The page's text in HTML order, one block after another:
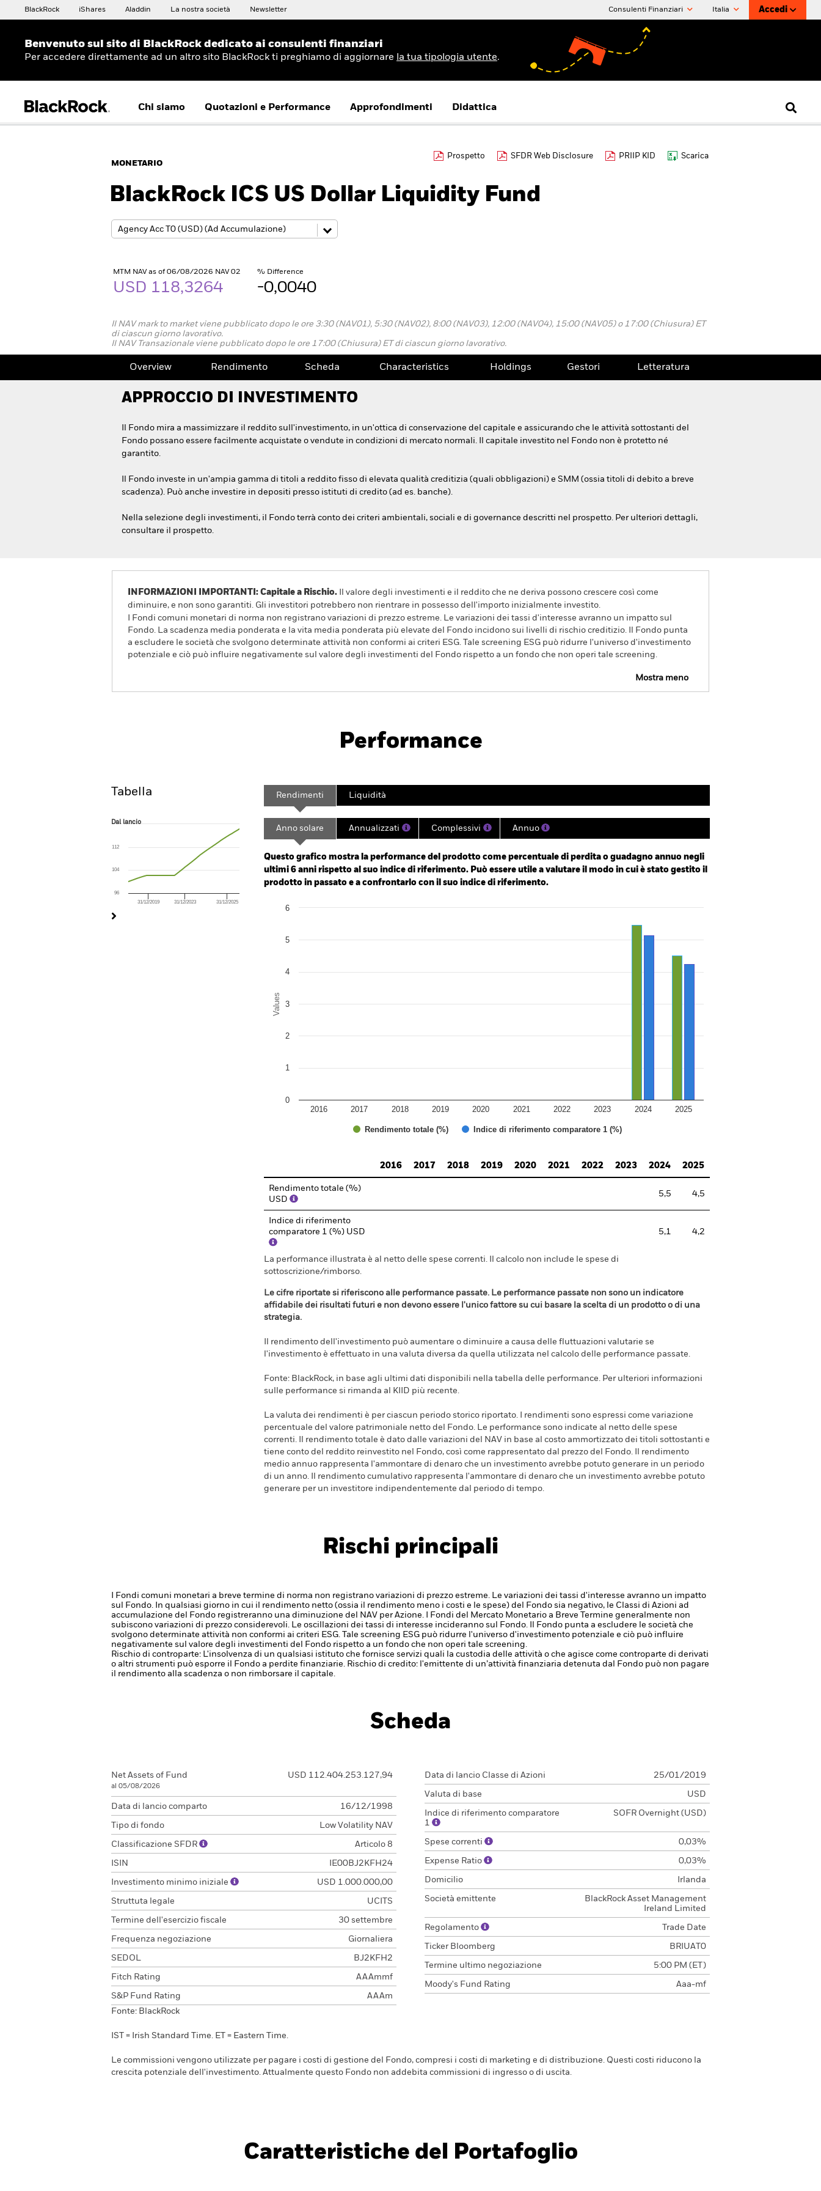
BlackRock iShares Aladdin La nostra società Newsletter Consulenti Finanziari Italia Accedi
Benvenuto sul sito di BlackRock dedicato ai consulenti finanziari
Per accedere direttamente ad un altro sito BlackRock ti preghiamo di aggiornare la tua tipologia utente.
Chi siamo Quotazioni e Performance Approfondimenti Didattica
MONETARIO
Prospetto SFDR Web Disclosure PRIIP KID Scarica
BlackRock ICS US Dollar Liquidity Fund
MTM NAV as of 06/08/2026 NAV 02
USD 118,3264
% Difference
-0,0040
Il NAV mark to market viene pubblicato dopo le ore 3:30 (NAV01), 5:30 (NAV02), 8:00 (NAV03), 12:00 (NAV04), 15:00 (NAV05) o 17:00 (Chiusura) ET
di ciascun giorno lavorativo.
Il NAV Transazionale viene pubblicato dopo le ore 17:00 (Chiusura) ET di ciascun giorno lavorativo.
Overview Rendimento Scheda Characteristics Holdings Gestori Letteratura
APPROCCIO DI INVESTIMENTO
Il Fondo mira a massimizzare il reddito sull'investimento, in un'ottica di conservazione del capitale e assicurando che le attività sottostanti del
Fondo possano essere facilmente acquistate o vendute in condizioni di mercato normali. Il capitale investito nel Fondo non è protetto né
garantito.
Il Fondo investe in un'ampia gamma di titoli a reddito fisso di elevata qualità creditizia (quali obbligazioni) e SMM (ossia titoli di debito a breve
scadenza). Può anche investire in depositi presso istituti di credito (ad es. banche).
Nella selezione degli investimenti, il Fondo terrà conto dei criteri ambientali, sociali e di governance descritti nel prospetto. Per ulteriori dettagli,
consultare il prospetto.
INFORMAZIONI IMPORTANTI: Capitale a Rischio. Il valore degli investimenti e il reddito che ne deriva possono crescere così come
diminuire, e non sono garantiti. Gli investitori potrebbero non rientrare in possesso dell'importo inizialmente investito.
I Fondi comuni monetari di norma non registrano variazioni di prezzo estreme. Le variazioni dei tassi d'interesse avranno un impatto sul
Fondo. La scadenza media ponderata e la vita media ponderata più elevate del Fondo incidono sui livelli di rischio creditizio. Il Fondo punta
a escludere le società che svolgono determinate attività non conformi ai criteri ESG. Tale screening ESG può ridurre l'universo d'investimento
potenziale e ciò può influire negativamente sul valore degli investimenti del Fondo rispetto a un fondo che non operi tale screening.
Mostra meno
Characteristics
Performance
Tabella
Dal lancio
The chart has 1 X axis displaying Time. Range: 2019-01-21 00:00:00 to 2026-08-05 00:00:00.
The chart has 1 Y axis displaying values. Range: 96 to 120.
Dal lancio
31/12/2019 31/12/2023 31/12/2025
96
104
112
Rendimenti Liquidità
Anno solare Annualizzati Complessivi Annuo
Questo grafico mostra la performance del prodotto come percentuale di perdita o guadagno annuo negli
ultimi 6 anni rispetto al suo indice di riferimento. Può essere utile a valutare il modo in cui è stato gestito il
prodotto in passato e a confrontarlo con il suo indice di riferimento.
Chart
Bar chart with 2 data series.
Values
Rendimento totale (%) Indice di riferimento comparatore 1 (%)
2016 2017 2018 2019 2020 2021 2022 2023 2024 2025
0
1
2
3
4
5
6
2016
2017 2018 2019 2020 2021 2022 2023 2024 2025
Rendimento totale (%)
USD
5,5 4,5
Indice di riferimento
comparatore 1 (%) USD
5,1 4,2
La performance illustrata è al netto delle spese correnti. Il calcolo non include le spese di
sottoscrizione/rimborso.
Le cifre riportate si riferiscono alle performance passate. Le performance passate non sono un indicatore
affidabile dei risultati futuri e non devono essere l'unico fattore su cui basare la scelta di un prodotto o di una
strategia.
Il rendimento dell'investimento può aumentare o diminuire a causa delle fluttuazioni valutarie se
l'investimento è effettuato in una valuta diversa da quella utilizzata nel calcolo delle performance passate.
Fonte: BlackRock, in base agli ultimi dati disponibili nella tabella delle performance. Per ulteriori informazioni
sulle performance si rimanda al KIID più recente.
La valuta dei rendimenti è per ciascun periodo storico riportato. I rendimenti sono espressi come variazione
percentuale del valore patrimoniale netto del Fondo. Le performance sono indicate al netto delle spese
correnti. Il rendimento totale è dato dalle variazioni del NAV in base al costo ammortizzato dei titoli sottostanti e
tiene conto del reddito reinvestito nel Fondo, così come rappresentato dal prezzo del Fondo. Il rendimento
medio annuo rappresenta l'ammontare di denaro che un investimento avrebbe potuto generare in un periodo
di un anno. Il rendimento cumulativo rappresenta l'ammontare di denaro che un investimento avrebbe potuto
generare per un investitore indipendentemente dal periodo di tempo.
Rischi principali
I Fondi comuni monetari a breve termine di norma non registrano variazioni di prezzo estreme. Le variazioni dei tassi d'interesse avranno un impatto
sul Fondo. In qualsiasi giorno in cui il rendimento netto (ossia il rendimento meno i costi e le spese) del Fondo sia negativo, le Classi di Azioni ad
accumulazione del Fondo registreranno una diminuzione del NAV per Azione.
I Fondi del Mercato Monetario a Breve Termine generalmente non
subiscono variazioni di prezzo considerevoli. Le oscillazioni dei tassi di interesse incideranno sul Fondo.
Il Fondo punta a escludere le società che
svolgono determinate attività non conformi ai criteri ESG. Tale screening ESG può ridurre l'universo d'investimento potenziale e ciò può influire
negativamente sul valore degli investimenti del Fondo rispetto a un fondo che non operi tale screening.
Rischio di controparte: L'insolvenza di un qualsiasi istituto che fornisce servizi quali la custodia delle attività o che agisce come controparte di derivati
o altri strumenti può esporre il Fondo a perdite finanziarie. Rischio di credito: l'emittente di un’attività finanziaria detenuta dal Fondo può non pagare
il rendimento alla scadenza o non rimborsare il capitale.
Scheda
Net Assets of Fund
al 05/08/2026
USD 112.404.253.127,94
Data di lancio comparto 16/12/1998
Tipo di fondo Low Volatility NAV
Classificazione SFDR Articolo 8
ISIN IE00BJ2KFH24
Investimento minimo iniziale USD 1.000.000,00
Struttuta legale UCITS
Termine dell'esercizio fiscale 30 settembre
Frequenza negoziazione Giornaliera
SEDOL BJ2KFH2
Fitch Rating AAAmmf
S&P Fund Rating AAAm
Data di lancio Classe di Azioni 25/01/2019
Valuta di base USD
Indice di riferimento comparatore
1
SOFR Overnight (USD)
Spese correnti 0,03%
Expense Ratio 0,03%
Domicilio Irlanda
Società emittente
BlackRock Asset Management
Ireland Limited
Regolamento Trade Date
Ticker Bloomberg BRIUAT0
Termine ultimo negoziazione 5:00 PM (ET)
Moody's Fund Rating Aaa-mf
Fonte: BlackRock
IST = Irish Standard Time. ET = Eastern Time.
Le commissioni vengono utilizzate per pagare i costi di gestione del Fondo, compresi i costi di marketing e di distribuzione. Questi costi riducono la
crescita potenziale dell'investimento. Attualmente questo Fondo non addebita commissioni di ingresso o di uscita.
Caratteristiche del Portafoglio